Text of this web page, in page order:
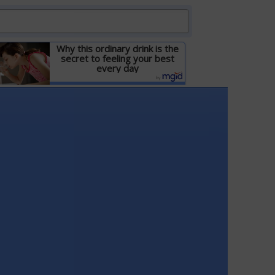
Why this ordinary drink is the
secret to feeling your best
every day
Детальніше